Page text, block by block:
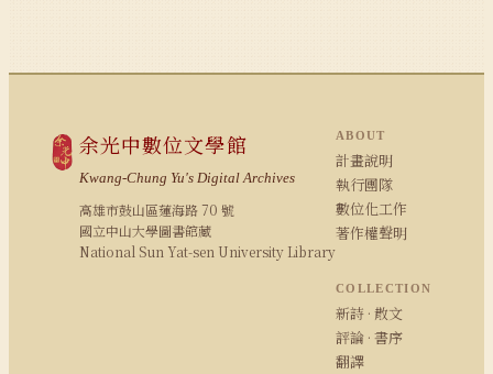
余光中數位文學館
Kwang-Chung Yu's Digital Archives
高雄市鼓山區蓮海路 70 號
國立中山大學圖書館藏
National Sun Yat-sen University Library
ABOUT
計畫說明
執行團隊
數位化工作
著作權聲明
COLLECTION
新詩 · 散文
評論 · 書序
翻譯